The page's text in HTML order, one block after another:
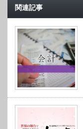
関連記事